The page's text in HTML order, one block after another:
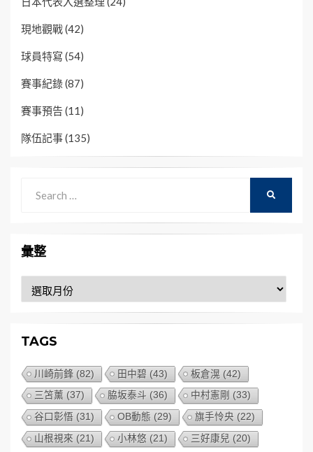
現地觀戰(42)
球員特寫 (54)
賽事紀錄(87)
賽事預告(11)
隊伍記事(135)
for:
彙整
整
TAGS
川崎前鋒 (82) 田中碧 (43) 板倉滉 (42)
三笘薰 (37) 脇坂泰斗 (36) 中村憲剛 (33)
谷口彰悟 (31) OB動態 (29) 旗手怜央 (22)
山根視來 (21) 小林悠 (21) 三好康兒 (20)